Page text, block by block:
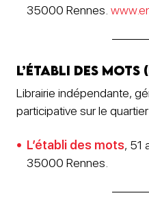
35000 Rennes.
L’établi des mots
Librairie indépendante,
participative sur le
L’établi des mots, 51
35000 Rennes.